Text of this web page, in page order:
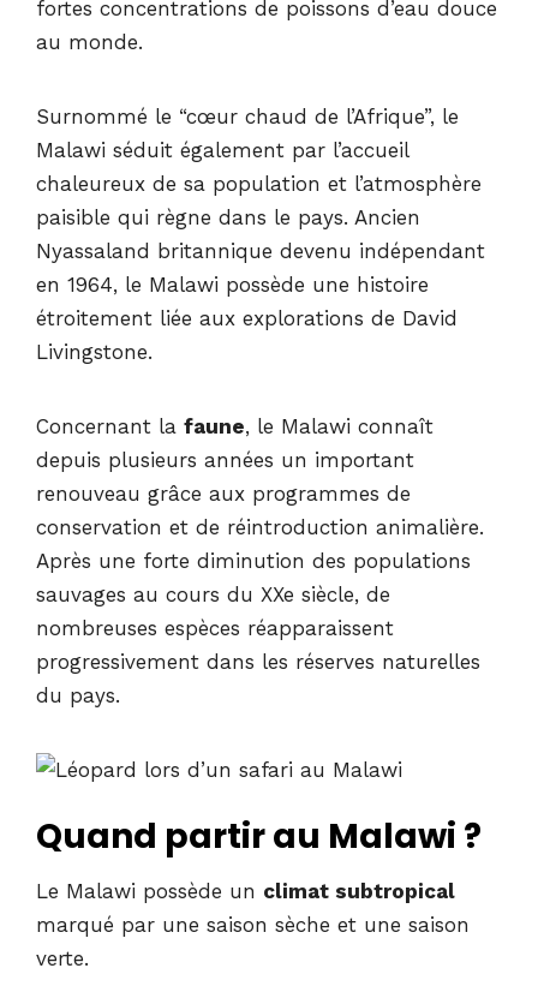
fortes concentrations de poissons d’eau douce
au monde.
Surnommé le “cœur chaud de l’Afrique”, le
Malawi séduit également par l’accueil
chaleureux de sa population et l’atmosphère
paisible qui règne dans le pays. Ancien
Nyassaland britannique devenu indépendant
en 1964, le Malawi possède une histoire
étroitement liée aux explorations de David
Livingstone.
Concernant la faune, le Malawi connaît
depuis plusieurs années un important
renouveau grâce aux programmes de
conservation et de réintroduction animalière.
Après une forte diminution des populations
sauvages au cours du XXe siècle, de
nombreuses espèces réapparaissent
progressivement dans les réserves naturelles
du pays.
Quand partir au Malawi ?
Le Malawi possède un climat subtropical
marqué par une saison sèche et une saison
verte.